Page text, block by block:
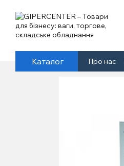
Каталог Про нас